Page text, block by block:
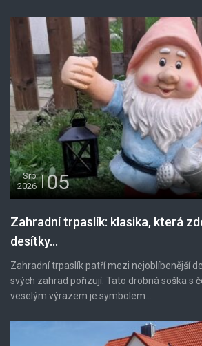
Srp
2026
05
Zahradní trpaslík: klasika, která
desítky...
Zahradní trpaslík patří mezi nejoblíbenější
svých zahrad pořizují. Tato drobná soška s
veselým výrazem je symbolem...